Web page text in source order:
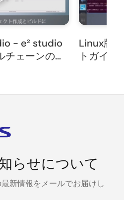
- e² studio
チェーンのイ
Linux版
トガイ
らせについて
新情報をメールでお届けし